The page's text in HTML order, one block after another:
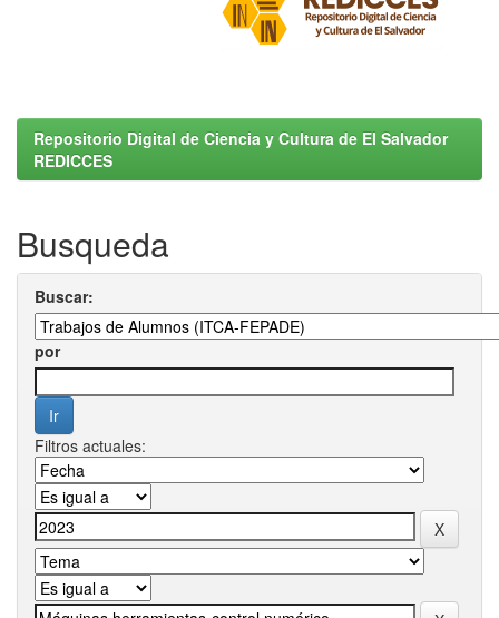
Repositorio Digital de Ciencia y Cultura de El Salvador
REDICCES
Busqueda
Buscar:
por
Filtros actuales: